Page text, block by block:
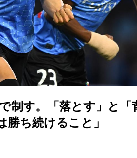
制す。「落とす」と「
ち続けること」